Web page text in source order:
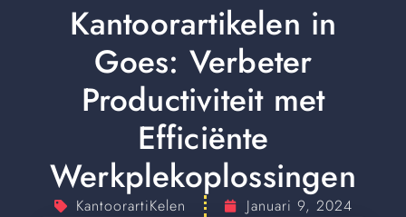
Kantoorartikelen in
Goes: Verbeter
Productiviteit met
Efficiënte
Werkplekoplossingen
KantoorartiKelen Januari 9, 2024